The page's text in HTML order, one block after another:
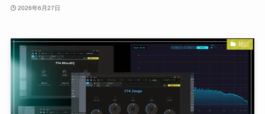
2026年6月27日
雑記